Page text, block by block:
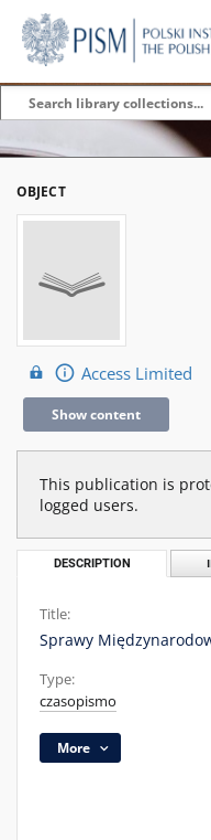
OBJECT
Access Limited
Show content
This publication is
logged users.
DESCRIPTION
Title:
Sprawy
Type:
czasopismo
More